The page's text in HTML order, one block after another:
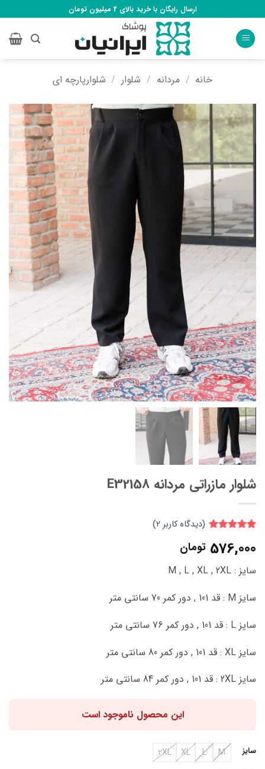
to
content
ارسال رایگان با خرید بالای 2 میلیون تومان
خانه / مردانه / شلوار / شلوارپارچه ای
شلوار مازراتی مردانه E32158
5 امتیاز
مشتری
(دیدگاه کاربر2
)
576,000 تومان
سایز : M , L , XL , 2XL
سایز M : قد 101 , دور کمر 70 سانتی متر
سایز L : قد 101 , دور کمر 76 سانتی متر
سایز XL : قد 101 , دور کمر 80 سانتی متر
سایز 2XL : قد 101 , دور کمر 84 سانتی متر
این محصول ناموجود است
سایز M
L
XL
2XL